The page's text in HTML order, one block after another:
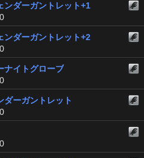
ンダーガントレット+1
ンダーガントレット+2
ナイトグローブ
ダーガントレット